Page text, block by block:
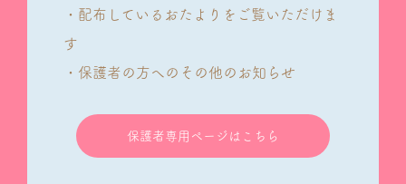
・配布しているおたよりをご覧いただけま
す
・保護者の方へのその他のお知らせ
保護者専用ページはこちら